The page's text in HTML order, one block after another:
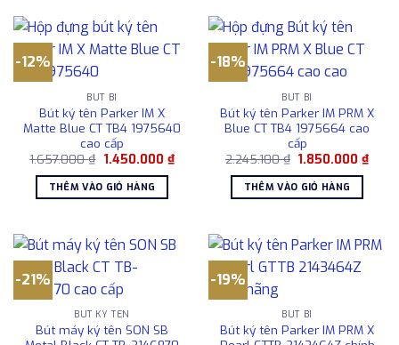
-12%
BÚT BI
Bút ký tên Parker IM X
Matte Blue CT TB4 1975640
cao cấp
1.657.000₫ Giá
là:
1.657.000 ₫.
1.450.000 ₫Giá
hiện
1.450.000 ₫.
THÊM VÀO GIỎ HÀNG
-18%
BÚT BI
Bút ký tên Parker IM PRM X
Blue CT TB4 1975664 cao
cấp
2.245.100₫ Giá
là:
2.245.100 ₫.
1.850.000₫Giá
hiện
THÊM VÀO GIỎ HÀNG
-21%
BÚT KÝ TÊN
Bút máy ký tên SON SB
-19%
BÚT BI
Bút ký tên Parker IM PRM X